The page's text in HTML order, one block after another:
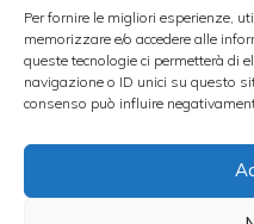
Per fornire le migliori esperienze,
memorizzare e/o accedere alle
queste tecnologie ci permetterà di
navigazione o ID unici su questo
consenso può influire
i lamponi con lo
il tutto al setaccio.
Quando la panna
capovolgetelo su di
Potete guarnire